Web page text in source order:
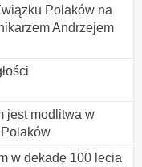
Polaków na
Andrzejem
jest modlitwa w
w dekadę 100 lecia